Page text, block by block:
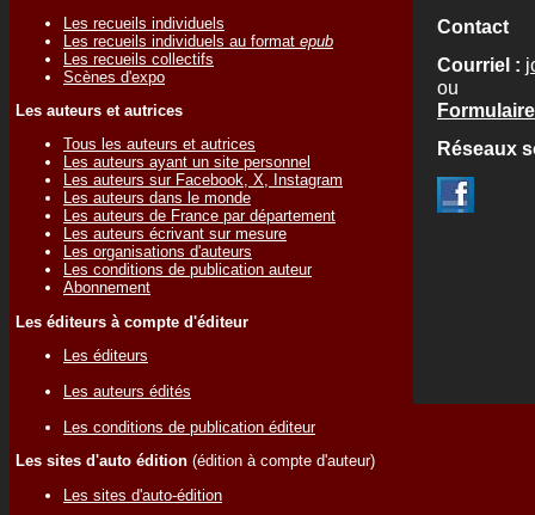
Les recueils individuels
Les recueils individuels au format epub
Les recueils collectifs
Scènes d'expo
Les auteurs et autrices
Tous les auteurs et autrices
Les auteurs ayant un site personnel
Les auteurs sur Facebook, X, Instagram
Les auteurs dans le monde
Les auteurs de France par département
Les auteurs écrivant sur mesure
Les organisations d'auteurs
Les conditions de publication auteur
Abonnement
Les éditeurs à compte d'éditeur
Les éditeurs
Les auteurs édités
Les conditions de publication éditeur
Les sites d'auto édition (édition à compte d'auteur)
Les sites d'auto-édition
Contact
Courriel :
ou
Réseaux